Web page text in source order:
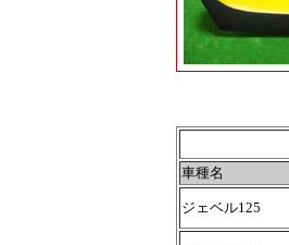
車種名
ジェベル125